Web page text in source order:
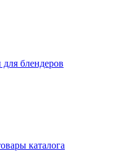
для блендеров
каталога